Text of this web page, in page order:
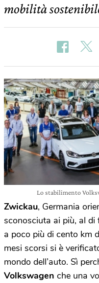
mobilità
Lo stabilimento
Zwickau, Germania
sconosciuta ai più, al di
a poco più di cento km
mesi scorsi si è
mondo dell’auto. Sì
Volkswagen che una